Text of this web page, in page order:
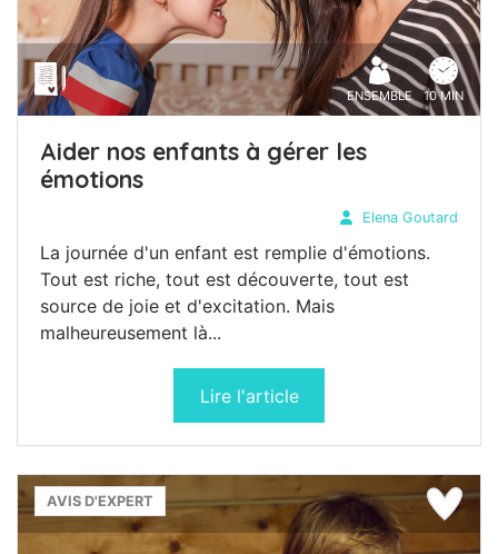
ENSEMBLE 10 MIN
Aider nos enfants à gérer les
émotions
Elena Goutard
La journée d'un enfant est remplie d'émotions.
Tout est riche, tout est découverte, tout est
source de joie et d'excitation. Mais
malheureusement là...
Lire l'article
AVIS D'EXPERT